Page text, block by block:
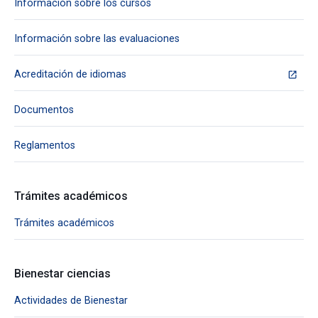
Información sobre los cursos
Información sobre las evaluaciones
Acreditación de idiomas
Documentos
Reglamentos
Trámites académicos
Trámites académicos
Bienestar ciencias
Actividades de Bienestar